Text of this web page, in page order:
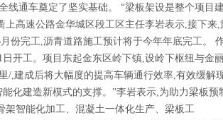
线通车奠定了坚实基础。 “梁板架设是整个项目
上高速公路金华城区段工区主任李岩表示,接下
份完工,沥青道路施工预计将于今年年底完工。
开工。项目东起金东区岭下镇,设岭下枢纽与金
/,建成后将大幅度的提高车辆通行效率,有效缓解
化建造新模式的支撑。”李岩表示,为助力梁板
智能化加工、混凝土一体化生产、梁板工